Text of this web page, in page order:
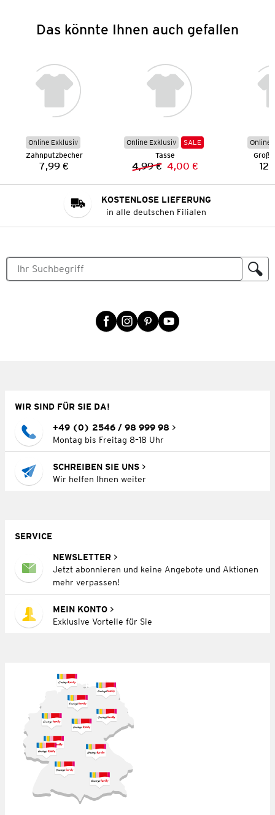
Das könnte Ihnen auch gefallen
Online Exklusiv
Zahnputzbecher
Preis:
7,99 €
Online Exklusiv
SALE
Tasse
Vorheriger Preis:
4,99 € Neuer Preis:
4,00 €
Online
KOSTENLOSE LIEFERUNG
in alle deutschen Filialen
WIR SIND FÜR SIE DA!
+49 (0) 2546 / 98 999 98
Montag bis Freitag 8–18 Uhr
SCHREIBEN SIE UNS
Wir helfen Ihnen weiter
SERVICE
NEWSLETTER
Jetzt abonnieren und keine Angebote und Aktionen
mehr verpassen!
MEIN KONTO
Exklusive Vorteile für Sie